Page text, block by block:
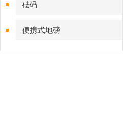
砝码
便携式地磅